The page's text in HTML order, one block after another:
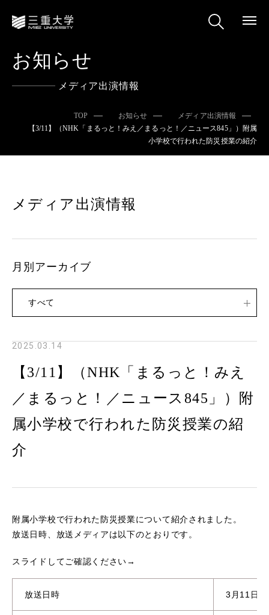
お知らせ
メディア出演情報
TOP お知らせ
メディア出演情報
【3/11】（NHK「まるっと！みえ／まるっと！／ニュース845」）附属
小学校で行われた防災授業の紹介
2025.03.14
【3/11】（NHK「まるっと！みえ
／まるっと！／ニュース845」）附
属小学校で行われた防災授業の紹
介
附属小学校で行われた防災授業について紹介されました。
放送日時、放送メディアは以下のとおりです。
スライドしてご確認ください→
放送日時 3月11日
メディア出演情報
月別アーカイブ
すべて